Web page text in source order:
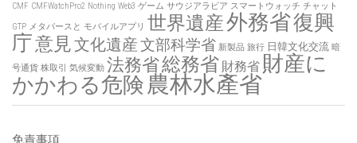
CMF CMFWatchPro2 Nothing Web3 ゲーム サウジアラビア スマートウォッチ チャット
GTP メタバースと モバイルアプリ 世界遺産外務省復興
庁意見文化遺産文部科学省 新製品 旅行 日韓文化交流 暗
号通貨 株取引 気候変動 法務省総務省 財務省 財産に
かかわる危険農林水產省
免責事項